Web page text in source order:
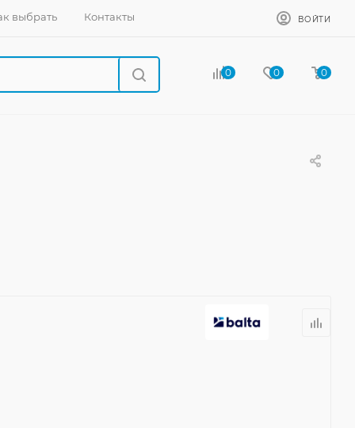
выбрать Контакты ВОЙТИ
0 0 0